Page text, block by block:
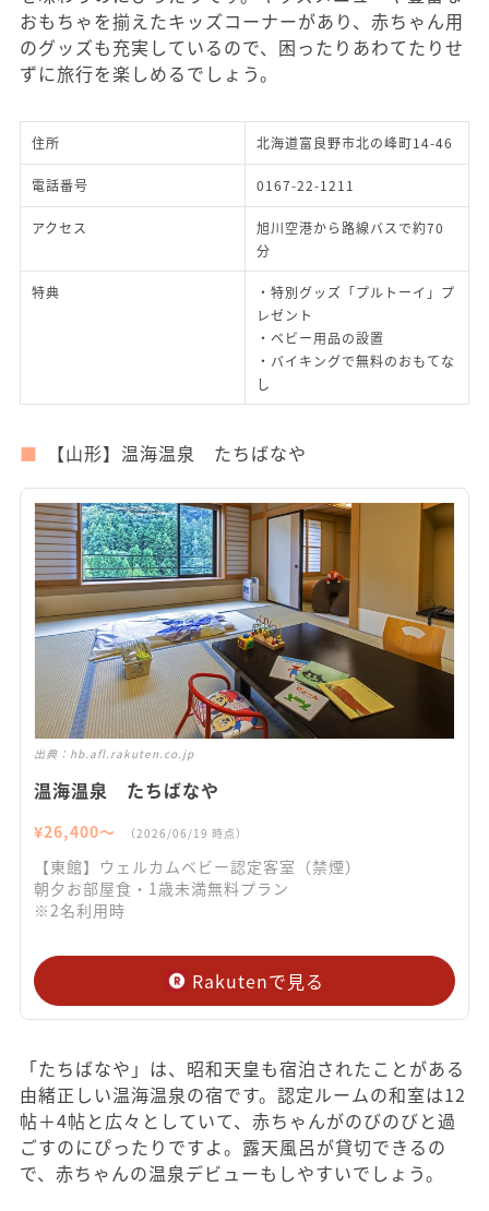
おもちゃを揃えたキッズコーナーがあり、赤ちゃん用
のグッズも充実しているので、困ったりあわてたりせ
ずに旅行を楽しめるでしょう。
住所 北海道富良野市北の峰町14-46
電話番号 0167-22-1211
アクセス
旭川空港から路線バスで約70
分
特典
・特別グッズ「プルトーイ」プ
レゼント
・ベビー用品の設置
・バイキングで無料のおもてな
し
【山形】温海温泉 たちばなや
出典： hb.afl.rakuten.co.jp
温海温泉 たちばなや
¥26,400〜 （2026/06/19 時点）
【東館】ウェルカムベビー認定客室（禁煙）
朝夕お部屋食・1歳未満無料プラン
※2名利用時
Rakutenで見る
「たちばなや」は、昭和天皇も宿泊されたことがある
由緒正しい温海温泉の宿です。認定ルームの和室は12
帖＋4帖と広々としていて、赤ちゃんがのびのびと過
ごすのにぴったりですよ。露天風呂が貸切できるの
で、赤ちゃんの温泉デビューもしやすいでしょう。